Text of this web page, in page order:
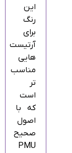
این
رنگ
برای
آرتیست‌
هایی
مناسب‌
تر
است
که با
اصول
صحیح
PMU